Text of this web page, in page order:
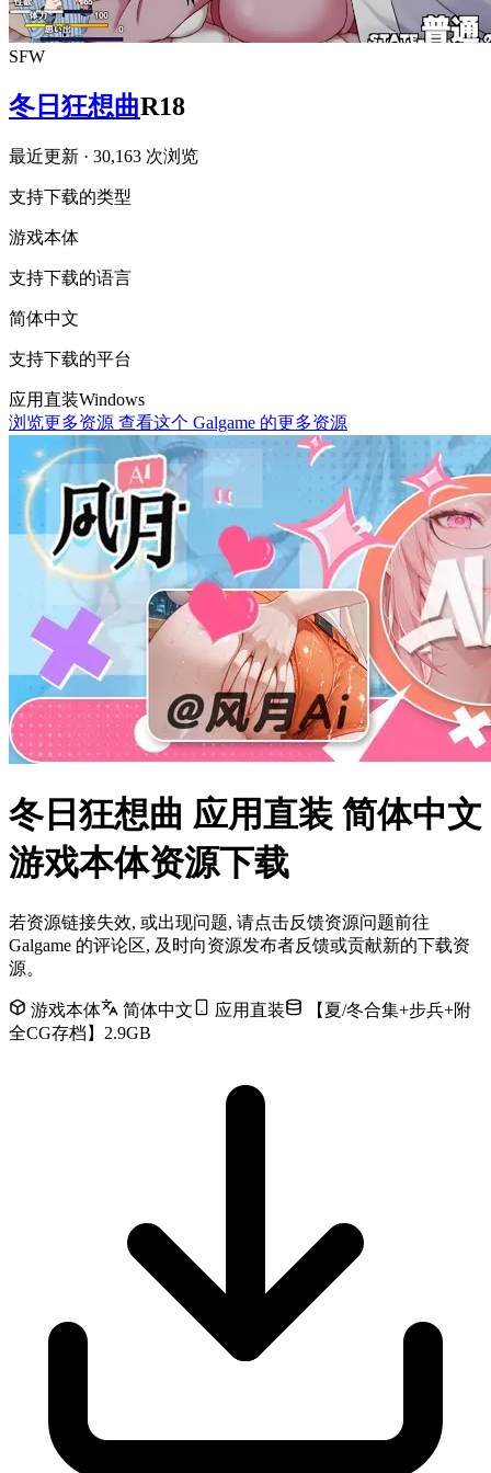
SFW
冬日狂想曲R18
最近更新 · 30,163 次浏览
支持下载的类型
游戏本体
支持下载的语言
简体中文
支持下载的平台
应用直装Windows
浏览更多资源 查看这个 Galgame 的更多资源
冬日狂想曲 应用直装 简体中文
游戏本体资源下载
若资源链接失效, 或出现问题, 请点击反馈资源问题前往
Galgame 的评论区, 及时向资源发布者反馈或贡献新的下载资
源。
游戏本体 简体中文 应用直装
【夏/冬合集+步兵+附
全CG存档】2.9GB